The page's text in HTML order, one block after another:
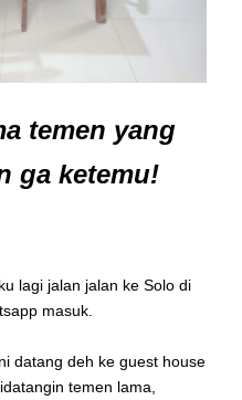
temen yang
ga ketemu!
lagi jalan jalan ke Solo di
masuk.
datang deh ke guest house
temen lama,